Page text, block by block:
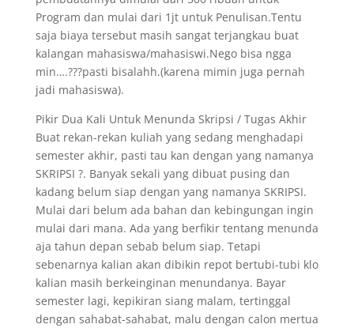
Program dan mulai dari 1jt untuk Penulisan.Tentu
saja biaya tersebut masih sangat terjangkau buat
kalangan mahasiswa/mahasiswi.Nego bisa ngga
min….???pasti bisalahh.(karena mimin juga pernah
jadi mahasiswa).
Pikir Dua Kali Untuk Menunda Skripsi / Tugas Akhir
Buat rekan-rekan kuliah yang sedang menghadapi
semester akhir, pasti tau kan dengan yang namanya
SKRIPSI ?. Banyak sekali yang dibuat pusing dan
kadang belum siap dengan yang namanya SKRIPSI.
Mulai dari belum ada bahan dan kebingungan ingin
mulai dari mana. Ada yang berfikir tentang menunda
aja tahun depan sebab belum siap. Tetapi
sebenarnya kalian akan dibikin repot bertubi-tubi klo
kalian masih berkeinginan menundanya. Bayar
semester lagi, kepikiran siang malam, tertinggal
dengan sahabat-sahabat, malu dengan calon mertua